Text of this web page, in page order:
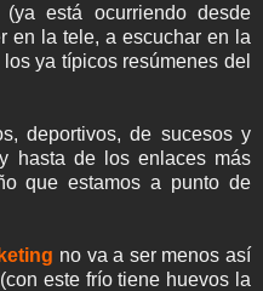
está ocurriendo desde
en la tele, a escuchar en la
ya típicos resúmenes del
deportivos, de sucesos y
hasta de los enlaces más
que estamos a punto de
no va a ser menos así
este frío tiene huevos la